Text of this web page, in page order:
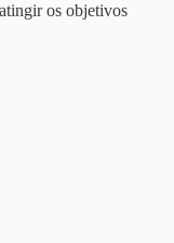
os objetivos